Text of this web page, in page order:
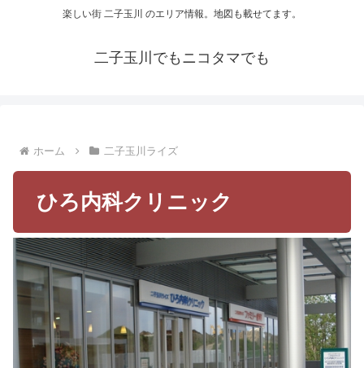
楽しい街 二子玉川 のエリア情報。地図も載せてます。
二子玉川でもニコタマでも
ホーム 二子玉川ライズ
ひろ内科クリニック